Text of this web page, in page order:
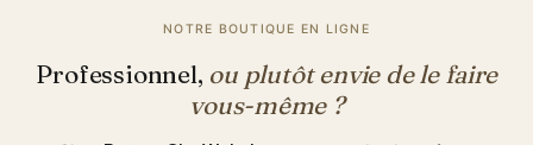
NOTRE BOUTIQUE EN LIGNE
Professionnel, ou plutôt envie de le faire
vous-même ?